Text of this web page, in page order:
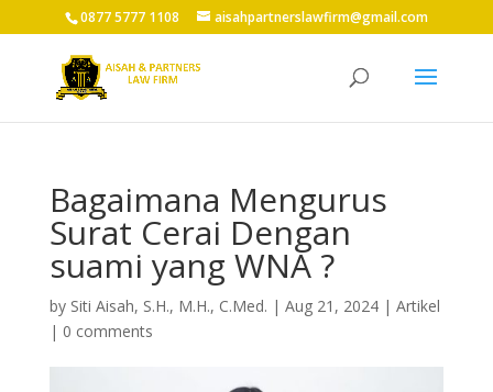
0877 5777 1108 aisahpartnerslawfirm@gmail.com
Bagaimana Mengurus
Surat Cerai Dengan
suami yang WNA ?
by Siti Aisah, S.H., M.H., C.Med. | Aug 21, 2024| Artikel
| 0 comments